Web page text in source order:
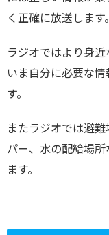
く正確に放送します。
ラジオではより身近
いま自分に必要な
す。
またラジオでは避
パー、水の配給場
ます。